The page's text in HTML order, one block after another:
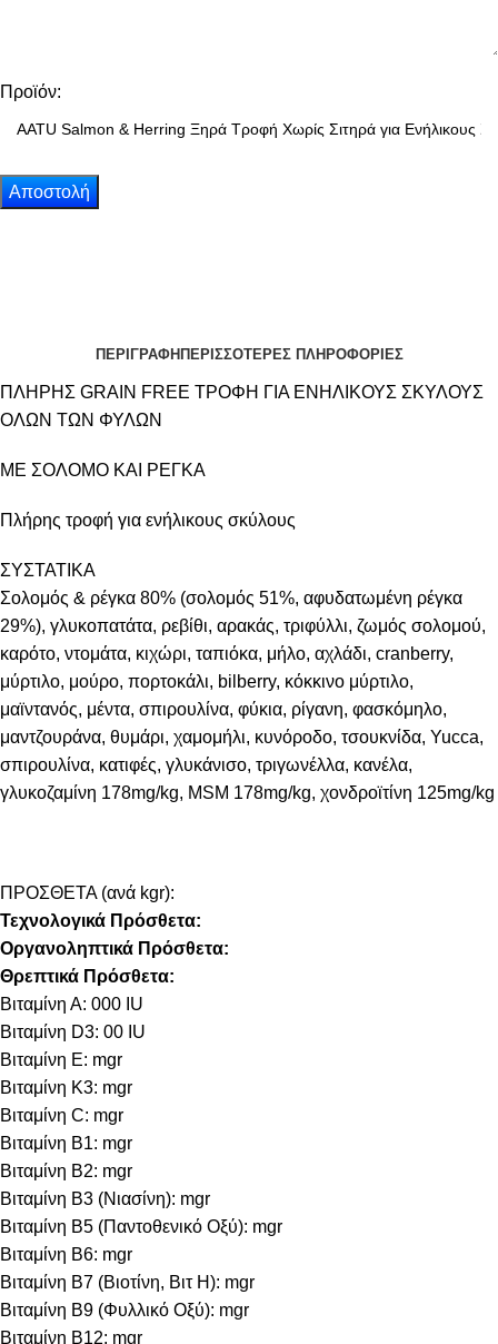
Προϊόν:
ΠΕΡΙΓΡΑΦΗ ΠΕΡΙΣΣΟΤΕΡΕΣ ΠΛΗΡΟΦΟΡΙΕΣ
ΠΛΗΡΗΣ GRAIN FREE ΤΡΟΦΗ ΓΙΑ ΕΝΗΛΙΚΟΥΣ ΣΚΥΛΟΥΣ
ΟΛΩΝ ΤΩΝ ΦΥΛΩΝ
ΜΕ ΣΟΛΟΜΟ ΚΑΙ ΡΕΓΚΑ
Πλήρης τροφή για ενήλικους σκύλους
ΣΥΣΤΑΤΙΚΑ
Σολομός & ρέγκα 80% (σολομός 51%, αφυδατωμένη ρέγκα
29%), γλυκοπατάτα, ρεβίθι, αρακάς, τριφύλλι, ζωμός σολομού,
καρότο, ντομάτα, κιχώρι, ταπιόκα, μήλο, αχλάδι, cranberry,
μύρτιλο, μούρο, πορτοκάλι, bilberry, κόκκινο μύρτιλο,
μαϊντανός, μέντα, σπιρουλίνα, φύκια, ρίγανη, φασκόμηλο,
μαντζουράνα, θυμάρι, χαμομήλι, κυνόροδο, τσουκνίδα, Yucca,
σπιρουλίνα, κατιφές, γλυκάνισο, τριγωνέλλα, κανέλα,
γλυκοζαμίνη 178mg/kg, MSM 178mg/kg, χονδροϊτίνη 125mg/kg
ΠΡΟΣΘΕΤΑ (ανά kgr):
Τεχνολογικά Πρόσθετα:
Οργανοληπτικά Πρόσθετα:
Θρεπτικά Πρόσθετα:
Βιταμίνη Α: 000 IU
Βιταμίνη D3: 00 IU
Βιταμίνη E: mgr
Βιταμίνη Κ3: mgr
Βιταμίνη C: mgr
Βιταμίνη B1: mgr
Βιταμίνη B2: mgr
Βιταμίνη B3 (Νιασίνη): mgr
Βιταμίνη B5 (Παντοθενικό Οξύ): mgr
Βιταμίνη B6: mgr
Βιταμίνη B7 (Βιοτίνη, Βιτ Η): mgr
Βιταμίνη B9 (Φυλλικό Οξύ): mgr
Βιταμίνη B12: mgr